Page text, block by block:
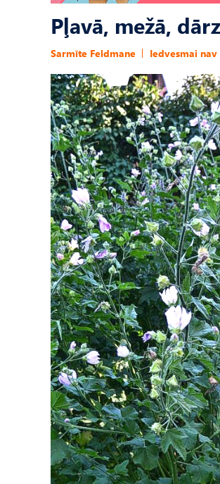
Pļavā, mežā,
Sarmīte Feldmane Iedvesmai nav